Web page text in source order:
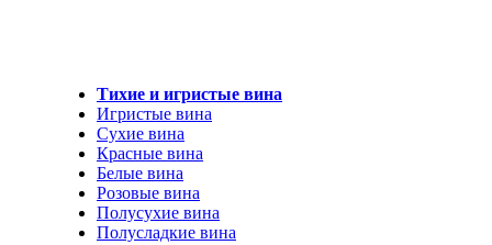
Тихие и игристые вина
Игристые вина
Сухие вина
Красные вина
Белые вина
Розовые вина
Полусухие вина
Полусладкие вина